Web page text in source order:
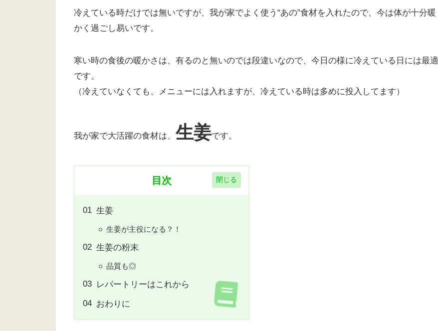
冷えている時だけでは無いですが、我が家でよく使う“あの”食材を入れたので、今は体が十分暖
かく過ごし易いです。
寒い時の食後の暖かさは、有るのと無いのでは段違いなので、今日の様に冷えている日には最適
です。
（冷えていなくても、メニューには入れますが、冷えている時は多めに投入してます）
我が家で大活躍の食材は、生姜です。
目次
生姜
生姜が主役になる？！
生姜の粉末
品質も◎
レパートリーはこれから
おわりに